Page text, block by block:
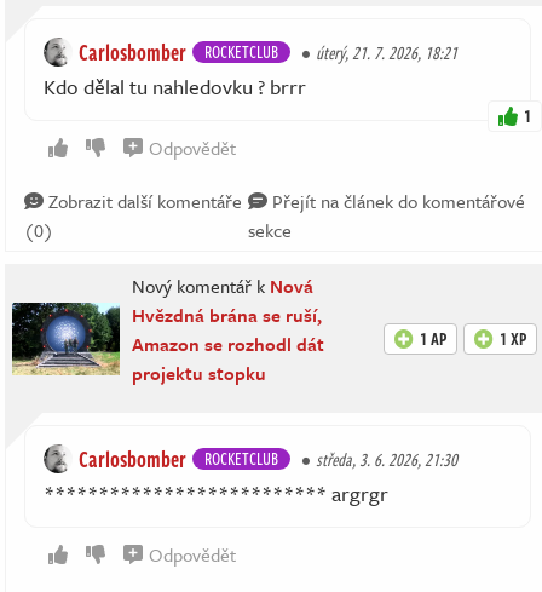
Carlosbomber ROCKETCLUB úterý, 21. 7. 2026, 18:21
Kdo dělal tu nahledovku ? brrr
1
Odpovědět
Zobrazit další komentáře
(0)
Přejít na článek do komentářové
sekce
Nový komentář k Nová
Hvězdná brána se ruší,
Amazon se rozhodl dát
projektu stopku
1 AP 1 XP
Carlosbomber ROCKETCLUB středa, 3. 6. 2026, 21:30
************************** argrgr
Odpovědět